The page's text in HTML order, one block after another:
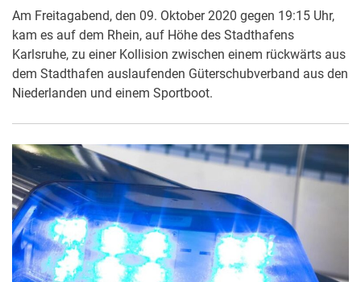
Am Freitagabend, den 09. Oktober 2020 gegen 19:15 Uhr,
kam es auf dem Rhein, auf Höhe des Stadthafens
Karlsruhe, zu einer Kollision zwischen einem rückwärts aus
dem Stadthafen auslaufenden Güterschubverband aus den
Niederlanden und einem Sportboot.